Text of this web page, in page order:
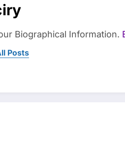
Biographical Information.
Posts